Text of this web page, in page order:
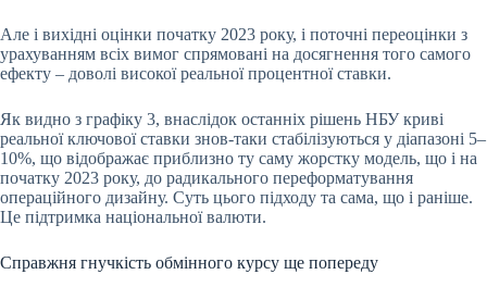
Але і вихідні оцінки початку 2023 року, і поточні переоцінки з
урахуванням всіх вимог спрямовані на досягнення того самого
ефекту – доволі високої реальної процентної ставки.
Як видно з графіку 3, внаслідок останніх рішень НБУ криві
реальної ключової ставки знов-таки стабілізуються у діапазоні 5–
10%, що відображає приблизно ту саму жорстку модель, що і на
початку 2023 року, до радикального переформатування
операційного дизайну. Суть цього підходу та сама, що і раніше.
Це підтримка національної валюти.
Справжня гнучкість обмінного курсу ще попереду